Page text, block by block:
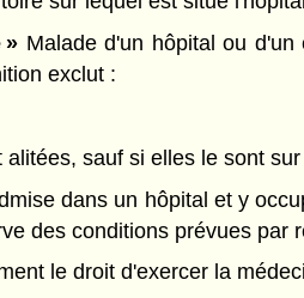
» Malade d'un hôpital ou
exclut :
sauf si elles le sont
dans un hôpital et y
des conditions prévues par
le droit d'exercer la